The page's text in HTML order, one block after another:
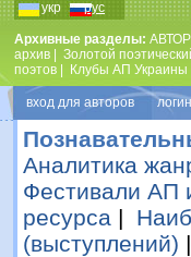
укр рус
Архивные разделы:
архив
Золотой
поэтов
Клубы АП Украины
вход для авторов
Аналитика
Фестивали АП
ресурса |
(выступлений)